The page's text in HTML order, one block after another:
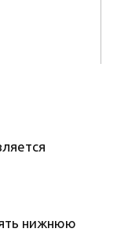
нижнюю